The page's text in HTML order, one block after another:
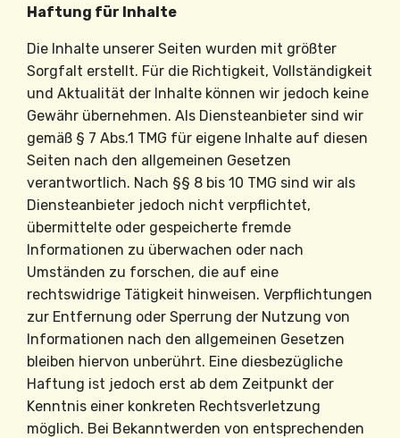
Haftung für Inhalte
Die Inhalte unserer Seiten wurden mit größter
Sorgfalt erstellt. Für die Richtigkeit, Vollständigkeit
und Aktualität der Inhalte können wir jedoch keine
Gewähr übernehmen. Als Diensteanbieter sind wir
gemäß § 7 Abs.1 TMG für eigene Inhalte auf diesen
Seiten nach den allgemeinen Gesetzen
verantwortlich. Nach §§ 8 bis 10 TMG sind wir als
Diensteanbieter jedoch nicht verpflichtet,
übermittelte oder gespeicherte fremde
Informationen zu überwachen oder nach
Umständen zu forschen, die auf eine
rechtswidrige Tätigkeit hinweisen. Verpflichtungen
zur Entfernung oder Sperrung der Nutzung von
Informationen nach den allgemeinen Gesetzen
bleiben hiervon unberührt. Eine diesbezügliche
Haftung ist jedoch erst ab dem Zeitpunkt der
Kenntnis einer konkreten Rechtsverletzung
möglich. Bei Bekanntwerden von entsprechenden